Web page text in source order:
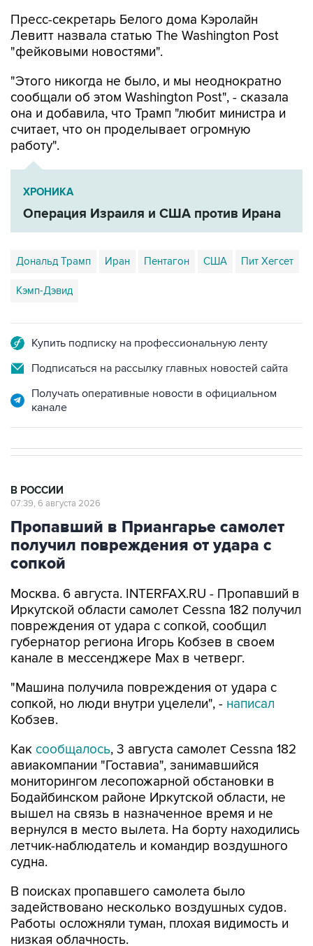
"фейковыми новостями".
"Этого никогда не было, и мы неоднократно
она и добавила, что Трамп "любит министра и
считает, что он проделывает огромную
работу".
ХРОНИКА
Операция Израиля и США против Ирана
Дональд Трамп Иран Пентагон США Пит Хегсет
Кэмп-Дэвид
Подписаться на рассылку главных новостей сайта
Получать оперативные новости в официальном
Пропавший в Приангарье самолет
получил повреждения от удара с
сопкой
Москва. 6 августа. INTERFAX.RU - Пропавший в
повреждения от удара с сопкой, сообщил
губернатор региона Игорь Кобзев в своем
канале в мессенджере Мах в четверг.
"Машина получила повреждения от удара с
Кобзев.
Каксообщалось
мониторингом лесопожарной обстановки в
Бодайбинском районе Иркутской области, не
вышел на связь в назначенное время и не
вернулся в место вылета. На борту находились
летчик-наблюдатель и командир воздушного
судна.
В поисках пропавшего самолета было
Работы осложняли туман, плохая видимость и
низкая облачность.
5 августа экипаж пропавшего самолета